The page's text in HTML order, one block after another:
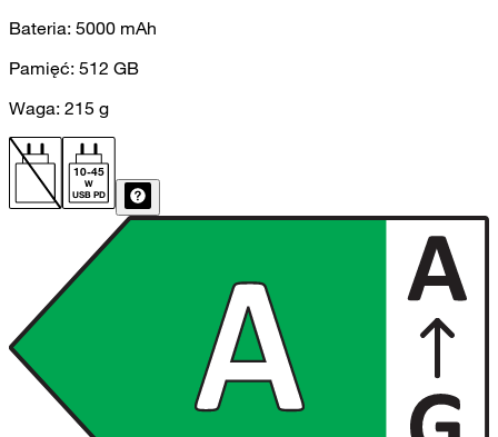
Bateria: 5000 mAh
Pamięć: 512 GB
Waga: 215 g
10-45
W
USB PD